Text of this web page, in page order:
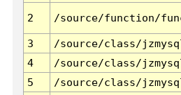
2 /source/function/
3 /source/class/
4
/source/class/
5
/source/class/